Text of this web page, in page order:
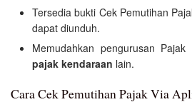
Tersedia bukti Cek Pemutihan
dapat diunduh.
Memudahkan pengurusan Pajak
pajak kendaraan lain.
Cara Cek Pemutihan Pajak Via